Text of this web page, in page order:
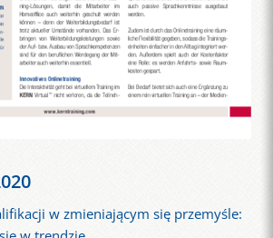
w zmieniającym się przemyśle: